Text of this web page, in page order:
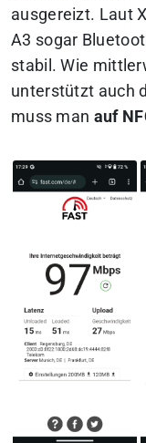
ausgereizt. Laut
A3 sogar
stabil. Wie
unterstützt auch
muss man auf